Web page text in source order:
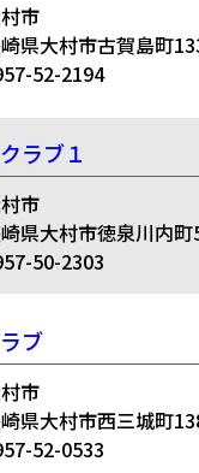
市
県大村市古賀島町
52-2194
ラブ１
市
県大村市徳泉川内
50-2303
ブ
市
県大村市西三城町
52-0533